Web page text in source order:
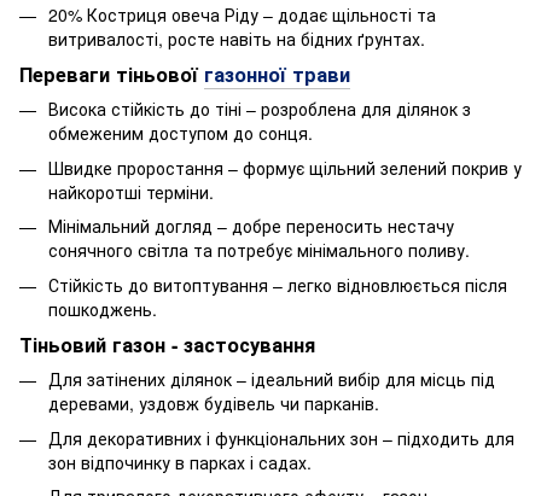
20% Костриця овеча Ріду – додає щільності та
витривалості, росте навіть на бідних ґрунтах.
Переваги тіньової газонної трави
Висока стійкість до тіні – розроблена для ділянок з
обмеженим доступом до сонця.
Швидке проростання – формує щільний зелений покрив у
найкоротші терміни.
Мінімальний догляд – добре переносить нестачу
сонячного світла та потребує мінімального поливу.
Стійкість до витоптування – легко відновлюється після
пошкоджень.
Тіньовий газон - застосування
Для затінених ділянок – ідеальний вибір для місць під
деревами, уздовж будівель чи парканів.
Для декоративних і функціональних зон – підходить для
зон відпочинку в парках і садах.